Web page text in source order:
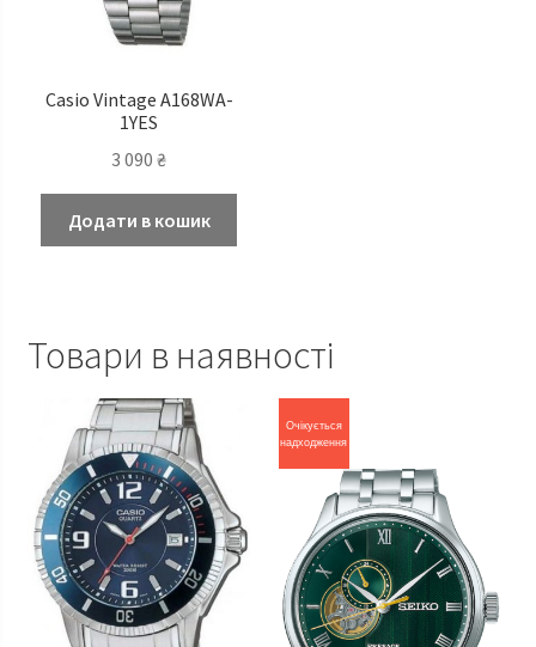
Casio Vintage A168WA-
1YES
3 090₴
Додати в кошик
Товари в наявності
Очікується
надходження